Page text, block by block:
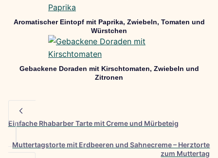
Aromatischer Eintopf mit Paprika, Zwiebeln, Tomaten und
Würstchen
Gebackene Doraden mit Kirschtomaten, Zwiebeln und
Zitronen
Einfache Rhabarber Tarte mit Creme und Mürbeteig
Muttertagstorte mit Erdbeeren und Sahnecreme – Herztorte
zum Muttertag